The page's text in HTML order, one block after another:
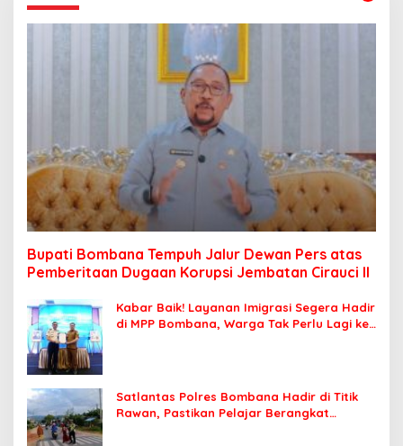
Bupati Bombana Tempuh Jalur Dewan Pers atas
Pemberitaan Dugaan Korupsi Jembatan Cirauci II
Kabar Baik! Layanan Imigrasi Segera Hadir
di MPP Bombana, Warga Tak Perlu Lagi ke
Satlantas Polres Bombana Hadir di Titik
Rawan, Pastikan Pelajar Berangkat